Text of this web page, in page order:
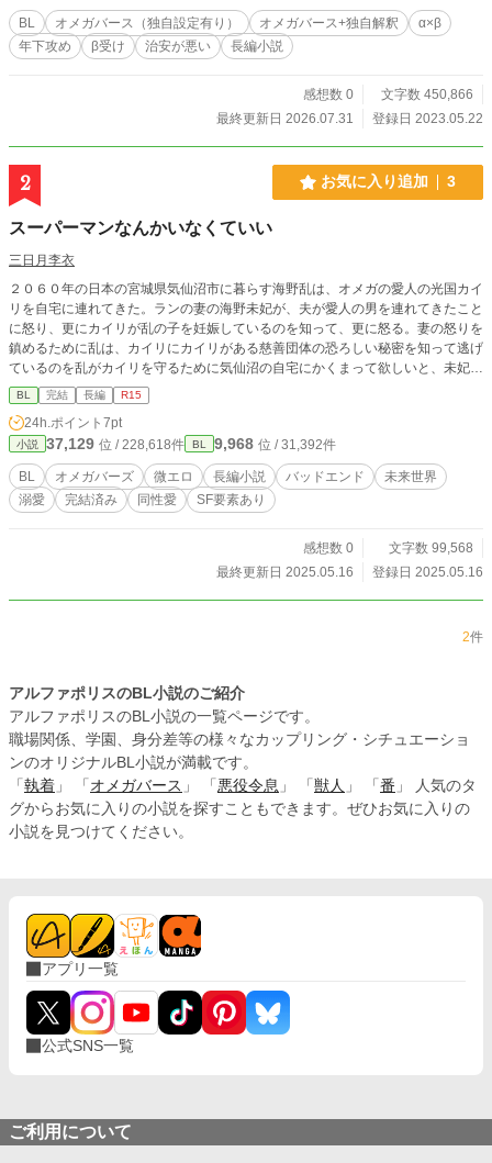
BL オメガバース（独自設定有り） オメガバース+独自解釈
α×β
年下攻め
β受け 治安が悪い 長編小説
感想数 0
文字数 450,866
最終更新日 2026.07.31
登録日 2023.05.22
2 お気に入り追加 3
スーパーマンなんかいなくていい
三日月李衣
２０６０年の日本の宮城県気仙沼市に暮らす海野乱は、オメガの愛人の光国カイ
リを自宅に連れてきた。ランの妻の海野未妃が、夫が愛人の男を連れてきたこと
に怒り、更にカイリが乱の子を妊娠しているのを知って、更に怒る。妻の怒りを
鎮めるために乱は、カイリにカイリがある慈善団体の恐ろしい秘密を知って逃げ
ているのを乱がカイリを守るために気仙沼の自宅にかくまって欲しいと、未妃に
頭を下げる。未妃が腹正しく思いながらも、カイリが困っているを見捨てられず
にカイリを家に置いとくことにした。 その間に特権階級のアルファの清瀬祟継
が会長を務める慈善団体青の友愛基金の陰謀をオメガの愛人の加賀美紫信がオメ
ガの元従業員を探していた。 ごく平凡なベータの海野乱と特権階級のアルファ
清瀬祟継の邂逅が世界を揺るがす戦いが始まる。
BL 完結 長編 R15
24h.ポイント 7pt
小説 37,129 位 / 228,618件 BL 9,968 位 / 31,392件
BL オメガバーズ 微エロ 長編小説 バッドエンド
未来世界
溺愛
完結済み 同性愛 SF要素あり
感想数 0
文字数 99,568
最終更新日 2025.05.16
登録日 2025.05.16
2件
アルファポリスのBL小説のご紹介
アルファポリスのBL小説の一覧ページです。
職場関係、学園、身分差等の様々なカップリング・シチュエーショ
ンのオリジナルBL小説が満載です。
「 執着 」 「 オメガバース 」 「 悪役令息 」 「 獣人 」 「 番 」 人気のタ
グからお気に入りの小説を探すこともできます。ぜひお気に入りの
小説を見つけてください。
アプリ一覧
公式SNS一覧
ご利用について